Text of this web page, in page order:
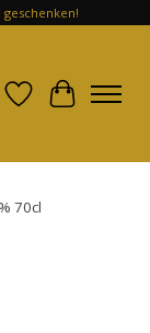
Verlanglijst
70cl